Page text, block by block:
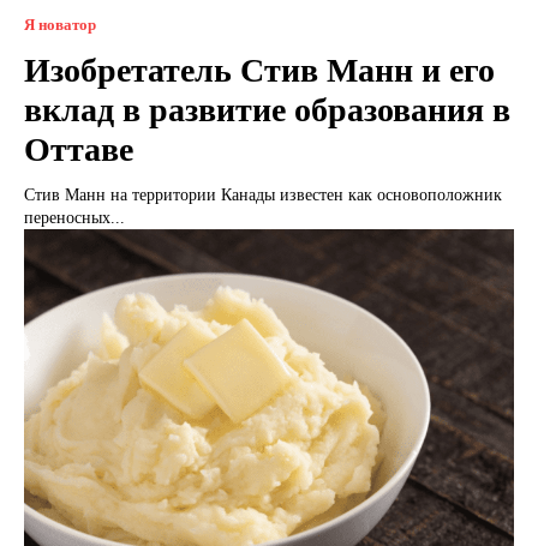
Я новатор
Изобретатель Стив Манн и его
вклад в развитие образования в
Оттаве
Стив Манн на территории Канады известен как основоположник
переносных...